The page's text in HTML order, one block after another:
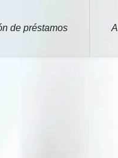
de préstamos